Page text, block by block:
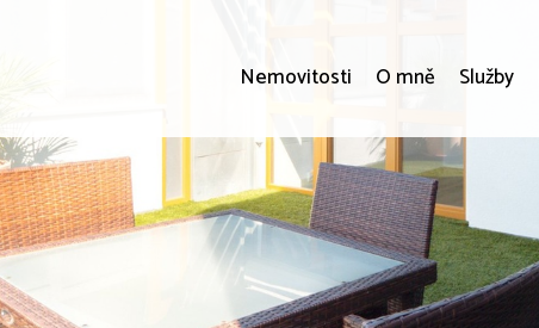
Nemovitosti O mně Služby